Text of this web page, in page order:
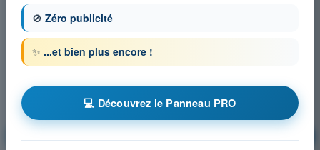
Météorologie S'entraîner !
🚫 Zéro publicité
✨ ...et bien plus encore !
💻 Découvrez le Panneau PRO